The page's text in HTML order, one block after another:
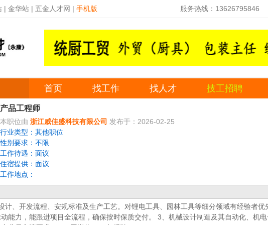
| 金华站 | 五金人才网 | 手机版 服务热线：13626795846
首页 找工作 找人才 技工招聘
产品工程师
本职位由 浙江威佳盛科技有限公司 发布于：2026-02-25
行业类型：其他职位
性别要求：不限
工作待遇：面议
住宿提供：面议
工作地点：
计、开发流程、安规标准‌及‌生产工艺‌。对锂电工具、园林工具等细分领域有经验者优
能力，能跟进项目全流程，确保按时保质交付。 3、机械设计制造及其自动化、机